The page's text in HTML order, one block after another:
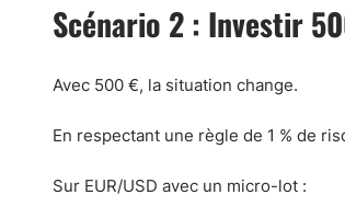
Scénario 2 : Investir
Avec 500 €, la situation change.
En respectant une règle de 1 % de
Sur EUR/USD avec un micro-lot :